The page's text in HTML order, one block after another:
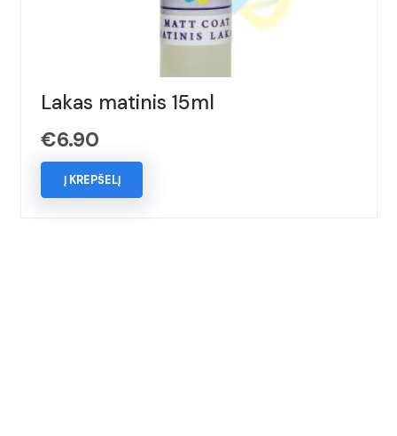
Lakas matinis 15ml
€6.90
Į KREPŠELĮ